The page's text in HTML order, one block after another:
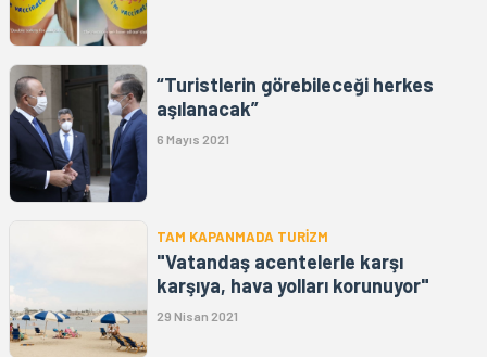
“Turistlerin görebileceği herkes
aşılanacak”
6 Mayıs 2021
TAM KAPANMADA TURİZM
"Vatandaş acentelerle karşı
karşıya, hava yolları korunuyor"
29 Nisan 2021